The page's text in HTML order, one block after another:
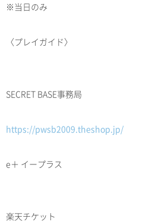
※当日のみ
〈プレイガイド〉
SECRET BASE事務局
https://pwsb2009.theshop.jp/
e＋ イープラス
楽天チケット